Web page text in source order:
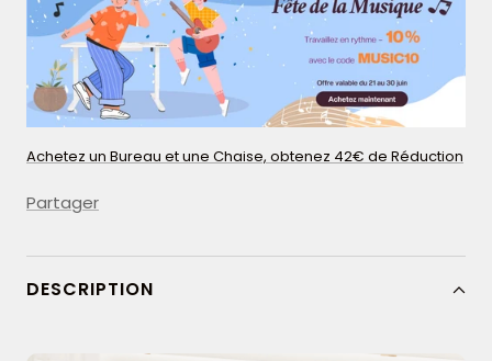
Achetez un Bureau et une Chaise, obtenez 42€ de Réduction
Partager
DESCRIPTION